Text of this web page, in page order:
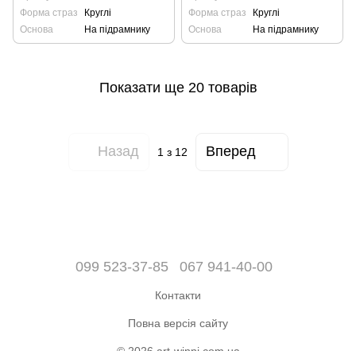
Форма страз
Круглі
Основа
На підрамнику
Форма страз
Круглі
Основа
На підрамнику
Показати ще 20 товарів
Назад 1 з 12 Вперед
099 523-37-85 067 941-40-00
Контакти
Повна версія сайту